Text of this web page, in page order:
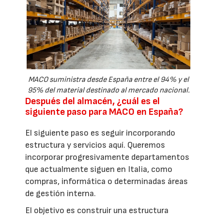
MACO suministra desde España entre el 94% y el
95% del material destinado al mercado nacional.
Después del almacén, ¿cuál es el
siguiente paso para MACO en España?
El siguiente paso es seguir incorporando
estructura y servicios aquí. Queremos
incorporar progresivamente departamentos
que actualmente siguen en Italia, como
compras, informática o determinadas áreas
de gestión interna.
El objetivo es construir una estructura